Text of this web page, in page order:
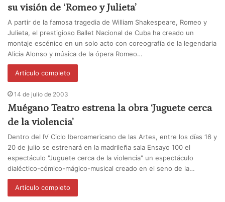
su visión de ‘Romeo y Julieta’
A partir de la famosa tragedia de William Shakespeare, Romeo y
Julieta, el prestigioso Ballet Nacional de Cuba ha creado un
montaje escénico en un solo acto con coreografía de la legendaria
Alicia Alonso y música de la ópera Romeo…
Artículo completo
14 de julio de 2003
Muégano Teatro estrena la obra ‘Juguete cerca
de la violencia’
Dentro del IV Ciclo Iberoamericano de las Artes, entre los días 16 y
20 de julio se estrenará en la madrileña sala Ensayo 100 el
espectáculo "Juguete cerca de la violencia" un espectáculo
dialéctico-cómico-mágico-musical creado en el seno de la…
Artículo completo